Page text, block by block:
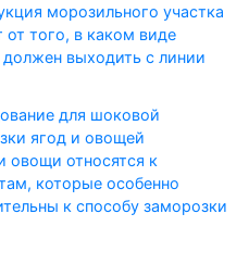
морозильного участка
от того, в каком виде
выходить с линии
для шоковой
ягод и овощей
овощи относятся к
которые особенно
к способу заморозки